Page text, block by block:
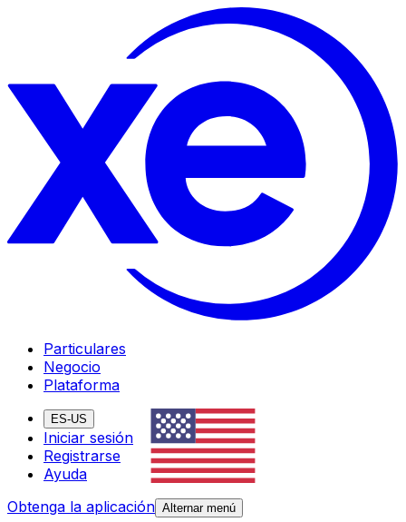
Particulares
Negocio
Plataforma
ES-US
Iniciar sesión
Registrarse
Ayuda
Obtenga la aplicación Alternar menú